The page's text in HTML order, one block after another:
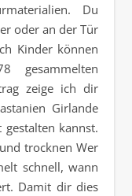
Du
oder an der Tür
Kinder können
gesammelten
zeige ich dir
Girlande
kannst.
trocknen Wer
schnell, wann
Damit dir dies